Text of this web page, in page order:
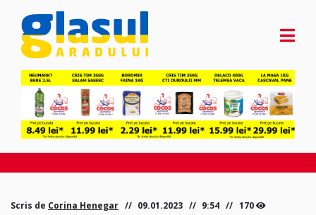
Scris de Corina Henegar 09.01.2023 9:54 170